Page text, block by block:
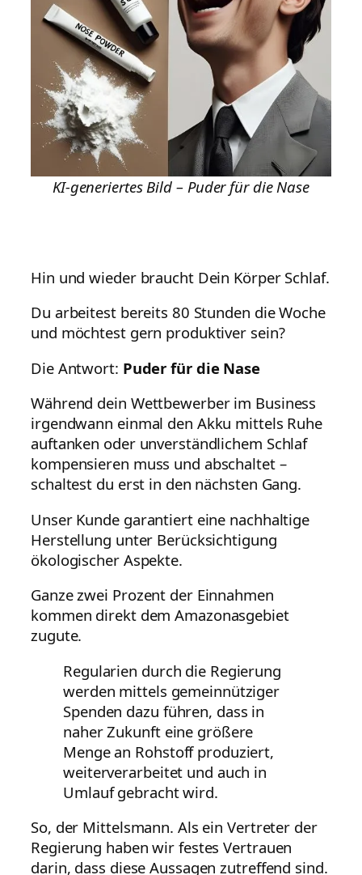
KI-generiertes Bild – Puder für die Nase
Hin und wieder braucht Dein Körper Schlaf.
Du arbeitest bereits 80 Stunden die Woche
und möchtest gern produktiver sein?
Die Antwort: Puder für die Nase
Während dein Wettbewerber im Business
irgendwann einmal den Akku mittels Ruhe
auftanken oder unverständlichem Schlaf
kompensieren muss und abschaltet –
schaltest du erst in den nächsten Gang.
Unser Kunde garantiert eine nachhaltige
Herstellung unter Berücksichtigung
ökologischer Aspekte.
Ganze zwei Prozent der Einnahmen
kommen direkt dem Amazonasgebiet
zugute.
Regularien durch die Regierung
werden mittels gemeinnütziger
Spenden dazu führen, dass in
naher Zukunft eine größere
Menge an Rohstoff produziert,
weiterverarbeitet und auch in
Umlauf gebracht wird.
So, der Mittelsmann. Als ein Vertreter der
Regierung haben wir festes Vertrauen
darin, dass diese Aussagen zutreffend sind.